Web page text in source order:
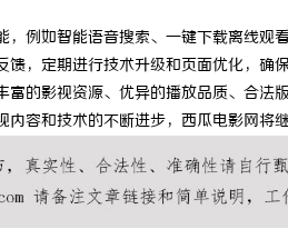
，例如智能语音搜索、一键下载离线
，定期进行技术升级和页面优化，确
富的影视资源、优异的播放品质、合
容和技术的不断进步，西瓜电影网将
探秘在线影院的崛起与未